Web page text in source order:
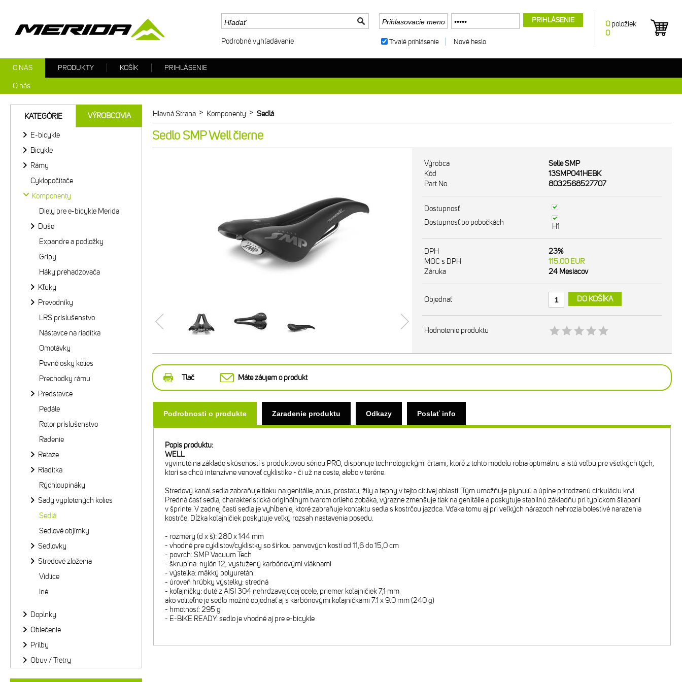
Hlavná Strana > Komponenty > Sedlá
Sedlo SMP Well čierne
Výrobca
Selle SMP
Kód
13SMP041HEBK
Part No.
8032568527707
Dostupnosť
Dostupnosť po pobočkách
H1
DPH
23%
MOC s DPH
115.00EUR
Záruka
24 Mesiacov
Objednať DO KOŠÍKA
Hodnotenie produktu
Tlač Máte záujem o produkt
Podrobnosti o produkte Zaradenie produktu Odkazy Poslať info
Popis produktu:
WELL
vyvinuté na základe skúseností s produktovou sériou PRO, disponuje technologickými črtami, ktoré z tohto modelu robia optimálnu a istú voľbu pre všetkých tých,
ktorí sa chcú intenzívne venovať cyklistike - či už na ceste, alebo v teréne.
Stredový kanál sedla zabraňuje tlaku na genitálie, anus, prostatu, žily a tepny v tejto citlivej oblasti. Tým umožňuje plynulú a úplne prirodzenú cirkuláciu krvi.
Predná časť sedla, charakteristická originálnym tvarom orlieho zobáka, výrazne zmenšuje tlak na genitálie a poskytuje stabilnú základňu pri typickom šliapaní
v šprinte. V zadnej časti sedla je vyhĺbenie, ktoré zabraňuje kontaktu sedla s kostrčou jazdca. Vďaka tomu aj pri veľkých nárazoch nehrozia bolestivé narazenia
kostrče. Dĺžka koľajničiek poskytuje veľký rozsah nastavenia posedu.
- rozmery (d x š): 280 x 144 mm
- vhodné pre cyklistov/cyklistky so šírkou panvových kostí od 11,6 do 15,0 cm
- povrch: SMP Vacuum Tech
- škrupina: nylón 12, vystužený karbónovými vláknami
- výstelka: mäkký polyuretán
- úroveň hrúbky výstelky: stredná
- koľajničky: duté z AISI 304 nehrdzavejúcej ocele, priemer koľajničiek 7,1 mm
ako voliteľne je sedlo možné objednať aj s karbónovými koľajničkami 7.1 x 9.0 mm (240 g)
- hmotnosť: 295 g
- E-BIKE READY: sedlo je vhodné aj pre e-bicykle
KATEGÓRIE VÝROBCOVIA
E-bicykle
Bicykle
Rámy
Cyklopočítače
Komponenty
Diely pre e-bicykle Merida
Duše
Expandre a podložky
Gripy
Háky prehadzovača
Kľuky
Prevodníky
LRS príslušenstvo
Nástavce na riadítka
Omotávky
Pevné osky kolies
Prechodky rámu
Predstavce
Pedále
Rotor príslušenstvo
Radenie
Reťaze
Riadítka
Rýchloupináky
Sady vypletených kolies
Sedlá
Sedlové objímky
Sedlovky
Stredové zloženia
Vidlice
Iné
Doplnky
Oblečenie
Prilby
Obuv / Tretry
Podrobné vyhľadávanie
O NÁS
O nás
PRODUKTY KOŠÍK PRIHLÁSENIE
0 položiek
0
PRIHLÁSENIE
Trvalé prihlásenie Nové heslo